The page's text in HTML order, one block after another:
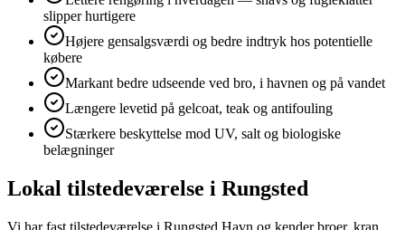
slipper hurtigere
Højere gensalgsværdi og bedre indtryk hos potentielle
købere
Markant bedre udseende ved bro, i havnen og på vandet
Længere levetid på gelcoat, teak og antifouling
Stærkere beskyttelse mod UV, salt og biologiske
belægninger
Lokal tilstedeværelse i Rungsted
Vi har fast tilstedeværelse i Rungsted Havn og kender broer, kran,